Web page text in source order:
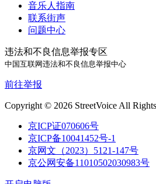
音乐人指南
联系街声
问题中心
违法和不良信息举报专区
中国互联网违法和不良信息举报中心
前往举报
Copyright © 2026 StreetVoice All
京ICP证070606号
京ICP备10041452号-1
京网文（2023）5121-147号
京公网安备11010502030983号